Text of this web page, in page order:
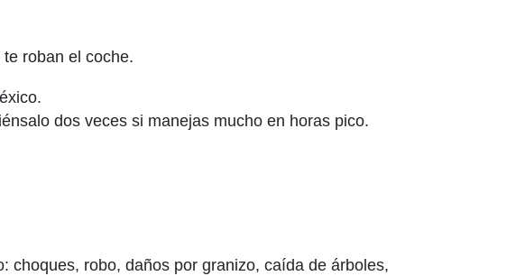
roban el coche.
dos veces si manejas mucho en horas pico.
choques, robo, daños por granizo, caída de árboles,